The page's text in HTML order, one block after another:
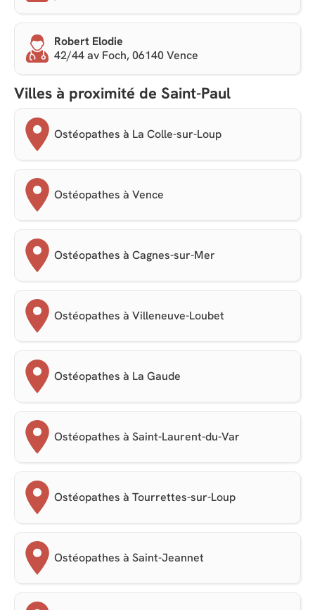
Robert Elodie
42/44 av Foch, 06140 Vence
Villes à proximité de Saint-Paul
Ostéopathes à La Colle-sur-Loup
Ostéopathes à Vence
Ostéopathes à Cagnes-sur-Mer
Ostéopathes à Villeneuve-Loubet
Ostéopathes à La Gaude
Ostéopathes à Saint-Laurent-du-Var
Ostéopathes à Tourrettes-sur-Loup
Ostéopathes à Saint-Jeannet